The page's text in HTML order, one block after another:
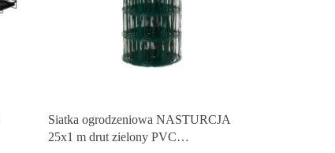
Siatka ogrodzeniowa NASTURCJA
25x1 m drut zielony PVC